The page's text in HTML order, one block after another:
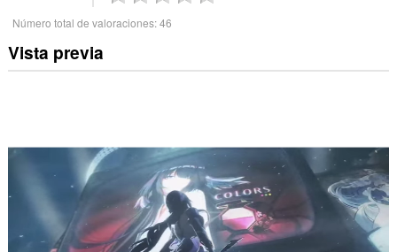
Número total de valoraciones:46
Vista previa